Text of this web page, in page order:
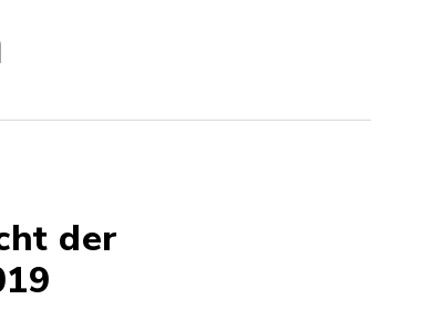
der